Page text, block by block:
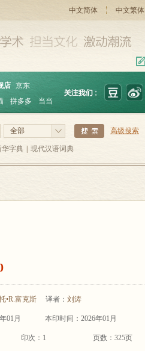
中文简体 中文繁体
店 京东
拼多多 当当
全部 高级搜索
华字典 现代汉语词典
•R.富克斯 译者： 刘涛
01月 本印时间：2026年01月
印次：1 页数：325页